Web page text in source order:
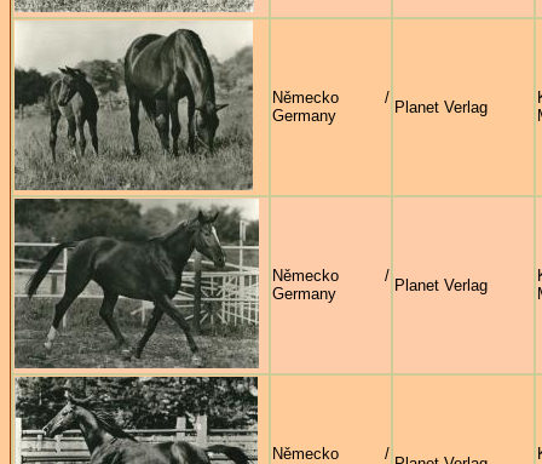
Německo /
Germany
Planet Verlag
Německo /
Germany
Planet Verlag
Německo /